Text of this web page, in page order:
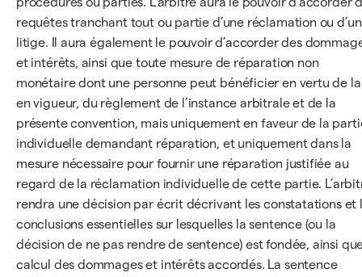
requêtes tranchant tout ou partie d’une réclamation ou d’un
litige. Il aura également le pouvoir d’accorder des
et intérêts, ainsi que toute mesure de réparation non
monétaire dont une personne peut bénéficier en vertu de
en vigueur, du règlement de l’instance arbitrale et de la
présente convention, mais uniquement en faveur de la
individuelle demandant réparation, et uniquement dans la
mesure nécessaire pour fournir une réparation justifiée au
regard de la réclamation individuelle de cette partie.
rendra une décision par écrit décrivant les constatations et
conclusions essentielles sur lesquelles la sentence (ou la
décision de ne pas rendre de sentence) est fondée, ainsi
calcul des dommages et intérêts accordés. La sentence